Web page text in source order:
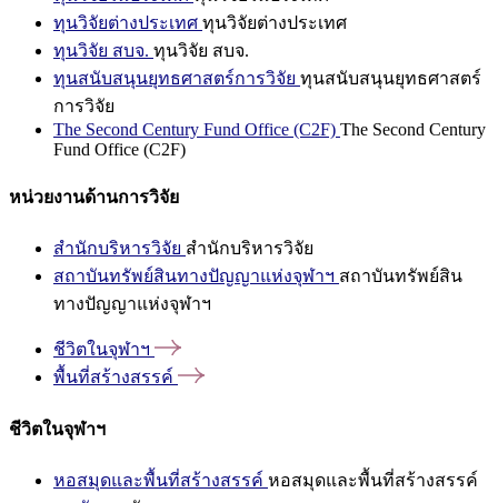
ทุนวิจัยต่างประเทศ ทุนวิจัยต่างประเทศ
ทุนวิจัย สบจ. ทุนวิจัย สบจ.
ทุนสนับสนุนยุทธศาสตร์การวิจัย ทุนสนับสนุนยุทธศาสตร์
การวิจัย
The Second Century Fund Office (C2F) The Second Century
Fund Office (C2F)
หน่วยงานด้านการวิจัย
สำนักบริหารวิจัย สำนักบริหารวิจัย
สถาบันทรัพย์สินทางปัญญาแห่งจุฬาฯ สถาบันทรัพย์สิน
ทางปัญญาแห่งจุฬาฯ
ชีวิตในจุฬาฯ
พื้นที่สร้างสรรค์
ชีวิตในจุฬาฯ
หอสมุดและพื้นที่สร้างสรรค์ หอสมุดและพื้นที่สร้างสรรค์